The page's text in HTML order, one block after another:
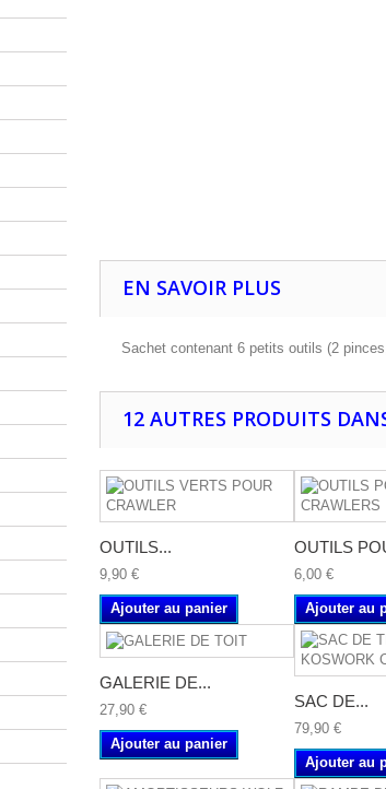
EN SAVOIR PLUS
Sachet contenant 6 petits outils (2
12 AUTRES PRODUITS
OUTILS...
9,90 €
Ajouter au panier
OUTILS
6,00 €
Ajouter au
GALERIE DE...
27,90 €
Ajouter au panier
SAC DE...
79,90 €
Ajouter au